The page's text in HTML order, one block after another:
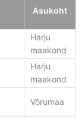
Asukoht
Harju
maakond
Harju
maakond
Võrumaa